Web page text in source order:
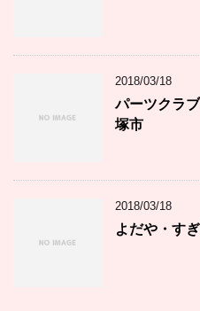
2018/03/18
パーツクラ
塚市
2018/03/18
よだや・す